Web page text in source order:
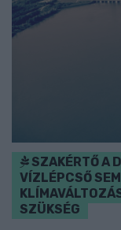
SZAKÉRTŐ A
VÍZLÉPCSŐ
SZÜKSÉG